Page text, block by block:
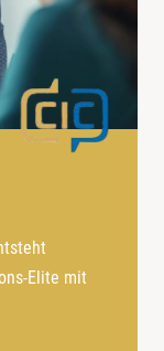
Elite mit